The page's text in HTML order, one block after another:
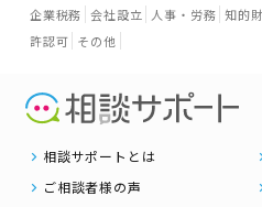
企業税務 会社設立 人事・労務 知的
許認可 その他
相談サポートとは
ご相談者様の声